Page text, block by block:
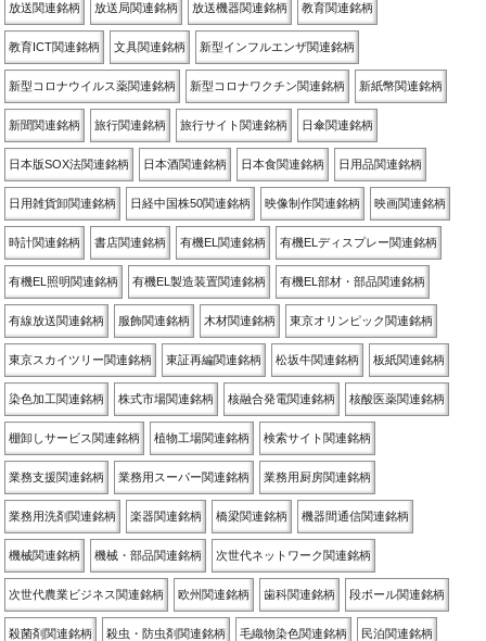
放送関連銘柄 放送局関連銘柄 放送機器関連銘柄 教育関連銘柄
教育ICT関連銘柄 文具関連銘柄 新型インフルエンザ関連銘柄
新型コロナウイルス薬関連銘柄 新型コロナワクチン関連銘柄 新紙幣関連銘柄
新聞関連銘柄 旅行関連銘柄 旅行サイト関連銘柄 日傘関連銘柄
日本版SOX法関連銘柄 日本酒関連銘柄 日本食関連銘柄 日用品関連銘柄
日用雑貨卸関連銘柄 日経中国株50関連銘柄 映像制作関連銘柄 映画関連銘柄
時計関連銘柄 書店関連銘柄 有機EL関連銘柄 有機ELディスプレー関連銘柄
有機EL照明関連銘柄 有機EL製造装置関連銘柄 有機EL部材・部品関連銘柄
有線放送関連銘柄 服飾関連銘柄 木材関連銘柄 東京オリンピック関連銘柄
東京スカイツリー関連銘柄 東証再編関連銘柄 松坂牛関連銘柄 板紙関連銘柄
染色加工関連銘柄 株式市場関連銘柄 核融合発電関連銘柄 核酸医薬関連銘柄
棚卸しサービス関連銘柄 植物工場関連銘柄 検索サイト関連銘柄
業務支援関連銘柄 業務用スーパー関連銘柄 業務用厨房関連銘柄
業務用洗剤関連銘柄 楽器関連銘柄 橋梁関連銘柄 機器間通信関連銘柄
機械関連銘柄 機械・部品関連銘柄 次世代ネットワーク関連銘柄
次世代農業ビジネス関連銘柄 欧州関連銘柄 歯科関連銘柄 段ボール関連銘柄
殺菌剤関連銘柄 殺虫・防虫剤関連銘柄 毛織物染色関連銘柄 民泊関連銘柄